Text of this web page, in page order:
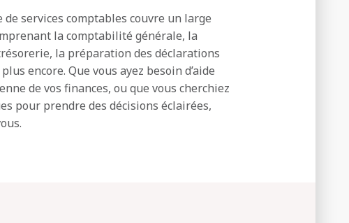
services comptables couvre un large
la comptabilité générale, la
la préparation des déclarations
encore. Que vous ayez besoin d’aide
de vos finances, ou que vous cherchiez
pour prendre des décisions éclairées,